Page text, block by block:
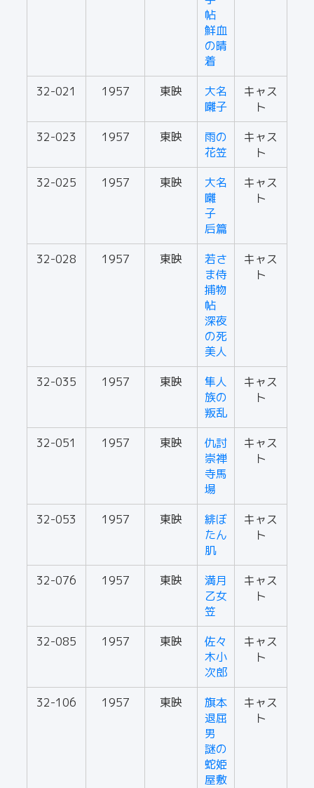
帖
鮮血
の晴
着
32-021
1957 東映
大名
囃子
キャス
ト
32-023
1957 東映
雨の
花笠
キャス
ト
32-025
1957 東映
大名
囃
子
后篇
キャス
ト
32-028 1957 東映
若さ
ま侍
捕物
帖
深夜
の死
美人
キャス
ト
32-035 1957 東映
隼人
族の
叛乱
キャス
ト
32-051 1957 東映
仇討
崇禅
寺馬
場
キャス
ト
32-053 1957 東映
緋ぼ
たん
肌
キャス
ト
32-076 1957 東映
満月
乙女
笠
キャス
ト
32-085 1957 東映
佐々
木小
次郎
キャス
ト
32-106 1957 東映
旗本
退屈
男
謎の
蛇姫
屋敷
キャス
ト